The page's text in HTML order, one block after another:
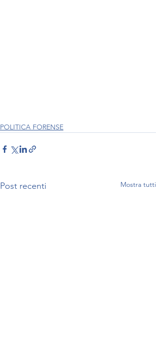
POLITICA FORENSE
Post recenti Mostra tutti